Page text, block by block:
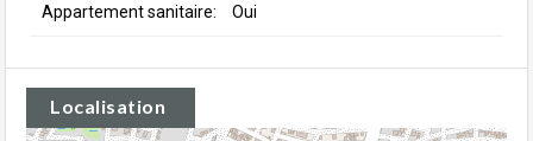
Appartement sanitaire: Oui
Localisation